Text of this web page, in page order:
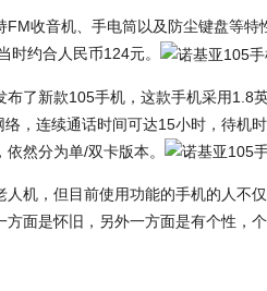
收音机、手电筒以及防尘键盘等
时约合人民币124元。
布了新款105手机，这款手机采用1.8
，连续通话时间可达15小时，待机
然分为单/双卡版本。
人机，但目前使用功能的手机的人不
方面是怀旧，另外一方面是有个性，